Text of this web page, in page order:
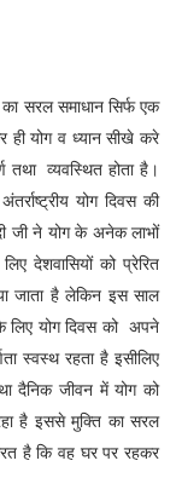
सरल समाधान सिर्फ एक
ही योग व ध्यान सीखे करे
व्यवस्थित होता है।
योग दिवस की
जी ने योग के अनेक लाभों
देशवासियों को प्रेरित
जाता है लेकिन इस साल
लिए योग दिवस को अपने
स्वस्थ रहता है इसीलिए
दैनिक जीवन में योग को
है इससे मुक्ति का सरल
है कि वह घर पर रहकर